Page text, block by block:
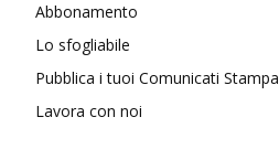
Abbonamento
Lo sfogliabile
Pubblica i tuoi Comunicati Stampa
Lavora con noi